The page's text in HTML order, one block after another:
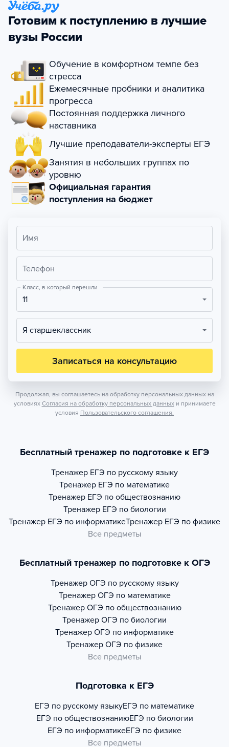
Готовим к поступлению в лучшие
вузы России
Обучение в комфортном темпе без
стресса
Ежемесячные пробники и аналитика
прогресса
Постоянная поддержка личного
наставника
Лучшие преподаватели-эксперты ЕГЭ
Занятия в небольших группах по
уровню
Официальная гарантия
поступления на бюджет
Имя
Телефон
Класс, в который перешли
11
Я старшеклассник
Записаться на консультацию
Продолжая, вы соглашаетесь на обработку персональных данных на
условиях Согласия на обработку персональных данных и принимаете
условия Пользовательского соглашения.
Бесплатный тренажер по подготовке к ЕГЭ
Тренажер ЕГЭ по русскому языку
Тренажер ЕГЭ по математике
Тренажер ЕГЭ по обществознанию
Тренажер ЕГЭ по биологии
Тренажер ЕГЭ по информатикеТренажер ЕГЭ по физике
Все предметы
Бесплатный тренажер по подготовке к ОГЭ
Тренажер ОГЭ по русскому языку
Тренажер ОГЭ по математике
Тренажер ОГЭ по обществознанию
Тренажер ОГЭ по биологии
Тренажер ОГЭ по информатике
Тренажер ОГЭ по физике
Все предметы
Подготовка к ЕГЭ
ЕГЭ по русскому языкуЕГЭ по математике
ЕГЭ по обществознаниюЕГЭ по биологии
ЕГЭ по информатикеЕГЭ по физике
Все предметы